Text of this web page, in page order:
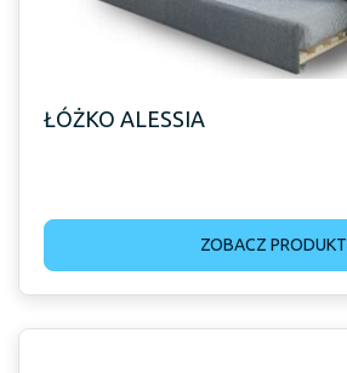
ŁÓŻKO ALESSIA
ZOBACZ PRODUKT